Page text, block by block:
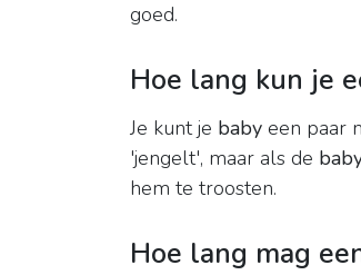
goed.
Hoe lang kun je
Je kunt je baby een paar
'jengelt', maar als de
hem te troosten.
Hoe lang mag